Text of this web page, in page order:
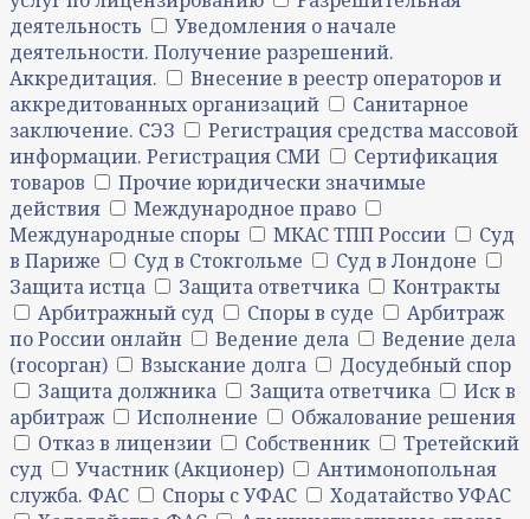
деятельность
Уведомления о начале
деятельности. Получение разрешений.
Аккредитация.
Внесение в реестр операторов и
аккредитованных организаций
Санитарное
заключение. СЭЗ
Регистрация средства массовой
информации. Регистрация СМИ
Сертификация
товаров
Прочие юридически значимые
действия
Международное право
Международные споры
МКАС ТПП России
Суд
в Париже
Суд в Стокгольме
Суд в Лондоне
Защита истца
Защита ответчика
Контракты
Арбитражный суд
Споры в суде
Арбитраж
по России онлайн
Ведение дела
Ведение дела
(госорган)
Взыскание долга
Досудебный спор
Защита должника
Защита ответчика
Иск в
арбитраж
Исполнение
Обжалование решения
Отказ в лицензии
Собственник
Третейский
суд
Участник (Акционер)
Антимонопольная
служба. ФАС
Споры с УФАС
Ходатайство УФАС